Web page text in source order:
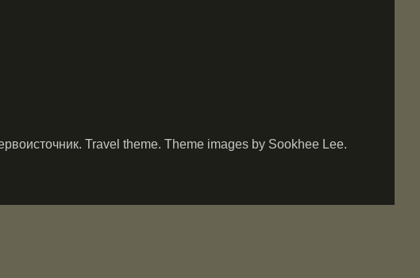
Travel theme. Theme images by Sookhee Lee.